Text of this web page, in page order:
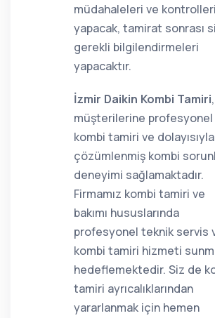
müdahaleleri ve kontrolleri
yapacak, tamirat sonrası
gerekli bilgilendirmeleri
yapacaktır.
İzmir Daikin Kombi Tamiri,
müşterilerine profesyonel
kombi tamiri ve dolayısıyla
çözümlenmiş kombi
deneyimi sağlamaktadır.
Firmamız kombi tamiri ve
bakımı hususlarında
profesyonel teknik servis
kombi tamiri hizmeti
hedeflemektedir. Siz de
tamiri ayrıcalıklarından
yararlanmak için hemen